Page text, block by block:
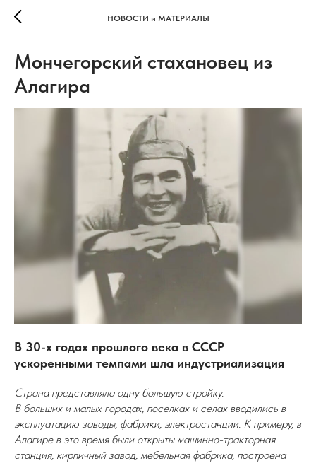
НОВОСТИ и МАТЕРИАЛЫ
Мончегорский стахановец из
Алагира
В 30-х годах прошлого века в СССР
ускоренными темпами шла индустриализация
Страна представляла одну большую стройку.
В больших и малых городах, поселках и селах вводились в
эксплуатацию заводы, фабрики, электростанции. К примеру, в
Алагире в это время были открыты машинно-тракторная
станция, кирпичный завод, мебельная фабрика, построена